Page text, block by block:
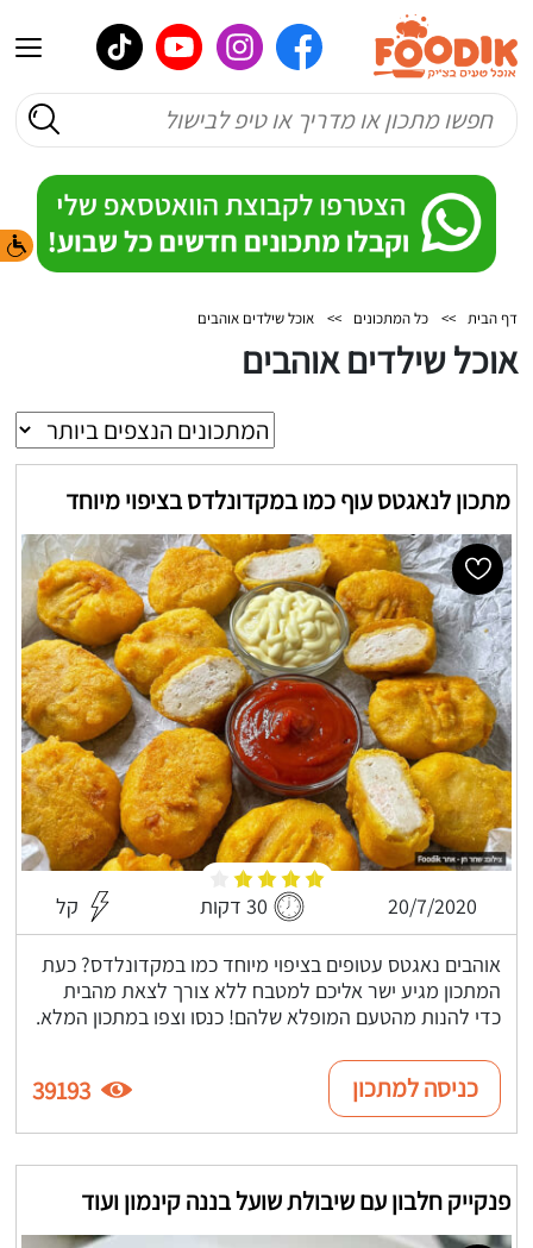
דף הבית >> כל המתכונים >> אוכל שילדים אוהבים
אוכל שילדים אוהבים
מתכון לנאגטס עוף כמו במקדונלדס בציפוי מיוחד
20/7/2020 30 דקות קל
אוהבים נאגטס עטופים בציפוי מיוחד כמו במקדונלדס? כעת
המתכון מגיע ישר אליכם למטבח ללא צורך לצאת מהבית
כדי להנות מהטעם המופלא שלהם! כנסו וצפו במתכון המלא.
כניסה למתכון 39193
פנקייק חלבון עם שיבולת שועל בננה קינמון ועוד